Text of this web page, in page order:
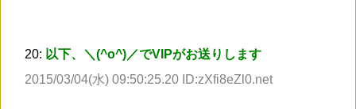
20: 以下、＼(^o^)／でVIPがお送りします
2015/03/04(水) 09:50:25.20 ID:zXfi8eZl0.net